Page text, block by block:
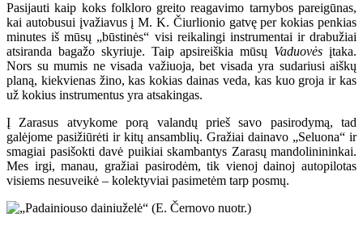
Pasijauti kaip koks folkloro greito reagavimo tarnybos pareigūnas,
kai autobusui įvažiavus į M. K. Čiurlionio gatvę per kokias penkias
minutes iš mūsų „būstinės“ visi reikalingi instrumentai ir drabužiai
atsiranda bagažo skyriuje. Taip apsireiškia mūsų Vaduovės įtaka.
Nors su mumis ne visada važiuoja, bet visada yra sudariusi aiškų
planą, kiekvienas žino, kas kokias dainas veda, kas kuo groja ir kas
už kokius instrumentus yra atsakingas.
Į Zarasus atvykome porą valandų prieš savo pasirodymą, tad
galėjome pasižiūrėti ir kitų ansamblių. Gražiai dainavo „Seluona“ ir
smagiai pasišokti davė puikiai skambantys Zarasų mandolinininkai.
Mes irgi, manau, gražiai pasirodėm, tik vienoj dainoj autopilotas
visiems nesuveikė – kolektyviai pasimetėm tarp posmų.